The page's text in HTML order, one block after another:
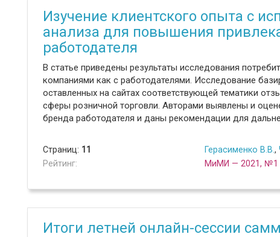
Изучение клиентского опыта с
анализа для повышения
работодателя
В статье приведены результаты исследования
компаниями как с работодателями. Исследование
оставленных на сайтах соответствующей тематики
сферы розничной торговли. Авторами выявлены и
бренда работодателя и даны рекомендации для
Страниц: 11
Рейтинг:
Герасименко В.В. ,
МиМИ — 2021, №1
Итоги летней онлайн-сессии